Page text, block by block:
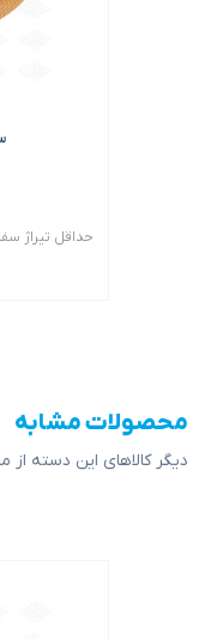
حداقل تیراژ
محصولات مشابه
دیگر کالاهای این دسته از